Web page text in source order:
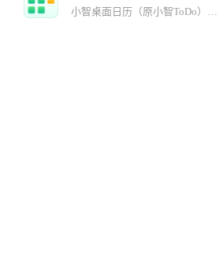
小智桌面日历（原小智ToDo），让时间任务管理简单而有效！小智桌面日历集日程清单、日历、小组件、自定义提醒/重复、多端同步、个性化等功能，专注待办清单、日程管理和事项提醒，是高效办公、目标管理、习惯养成的智能助手。【日程清单】查看所有事项、工作安排，做好任务计划管理【任务提醒】设置时间提醒，不错过重要的事情【双模式查看】支持清单、日历双模式查看待办【多端同步】多端信息同步，随时随地管理工作任务【个性化设置】自定义字体、字号、颜色及主题皮肤官网：http://xztodo.cqttech.com/